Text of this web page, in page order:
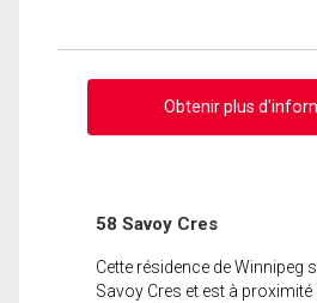
Obtenir plus
58 Savoy Cres
Cette résidence de Winnipeg
Savoy Cres et est à proximité